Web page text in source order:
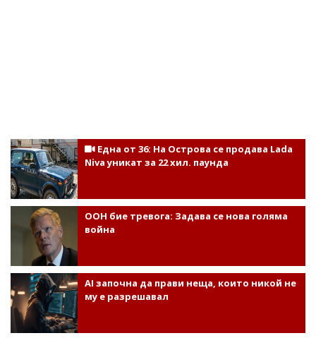
Една от 36: На Острова се продава Lada
Niva уникат за 22 хил. паунда
ООН бие тревога: Задава се нова голяма
война
AI започна да прави неща, които никой не
му е разрешавал